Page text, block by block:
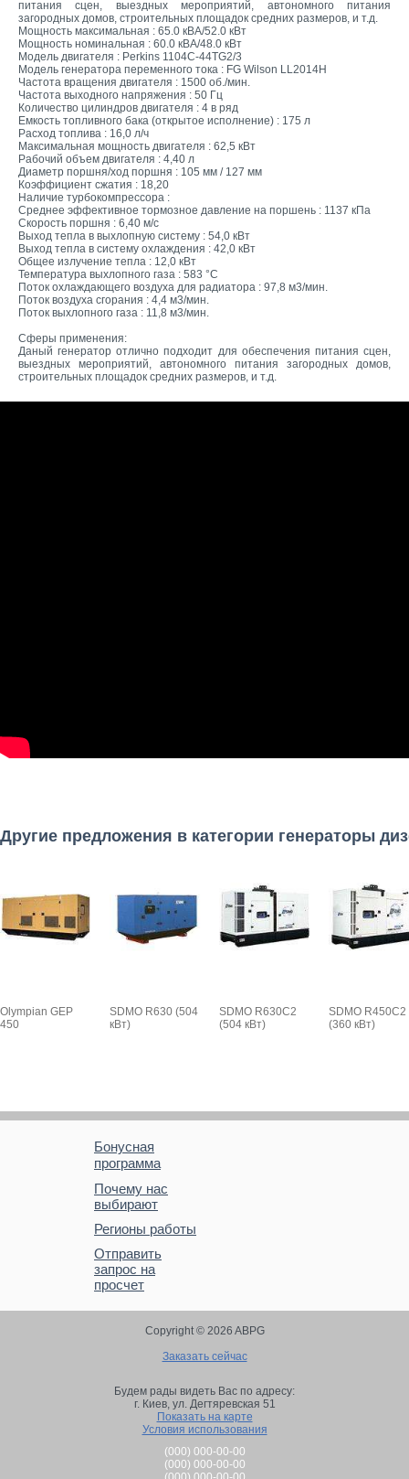
питания сцен, выездных мероприятий, автономного питания
загородных домов, строительных площадок средних размеров, и т.д.
Мощность максимальная : 65.0 кВА/52.0 кВт
Мощность номинальная : 60.0 кВА/48.0 кВт
Модель двигателя : Perkins 1104C-44TG2/3
Модель генератора переменного тока : FG Wilson LL2014H
Частота вращения двигателя : 1500 об./мин.
Частота выходного напряжения : 50 Гц
Количество цилиндров двигателя : 4 в ряд
Емкость топливного бака (открытое исполнение) : 175 л
Расход топлива : 16,0 л/ч
Максимальная мощность двигателя : 62,5 кВт
Рабочий объем двигателя : 4,40 л
Диаметр поршня/ход поршня : 105 мм / 127 мм
Коэффициент сжатия : 18,20
Наличие турбокомпрессора :
Среднее эффективное тормозное давление на поршень : 1137 кПа
Скорость поршня : 6,40 м/с
Выход тепла в выхлопную систему : 54,0 кВт
Выход тепла в систему охлаждения : 42,0 кВт
Общее излучение тепла : 12,0 кВт
Температура выхлопного газа : 583 °С
Поток охлаждающего воздуха для радиатора : 97,8 м3/мин.
Поток воздуха сгорания : 4,4 м3/мин.
Поток выхлопного газа : 11,8 м3/мин.
Сферы применения:
Даный генератор отлично подходит для обеспечения питания сцен,
выездных мероприятий, автономного питания загородных домов,
строительных площадок средних размеров, и т.д.
Другие предложения в категории генераторы
Olympian GEP
450
SDMO R630 (504
кВт)
SDMO R630C2
(504 кВт)
SDMO R450C2
(360 кВт)
Бонусная
программа
Почему нас
выбирают
Регионы работы
Отправить
запрос на
просчет
Copyright © 2026 ABPG
Заказать сейчас
Будем рады видеть Вас по адресу:
г. Киев, ул. Дегтяревская 51
Показать на карте
Условия использования
(000) 000-00-00
(000) 000-00-00